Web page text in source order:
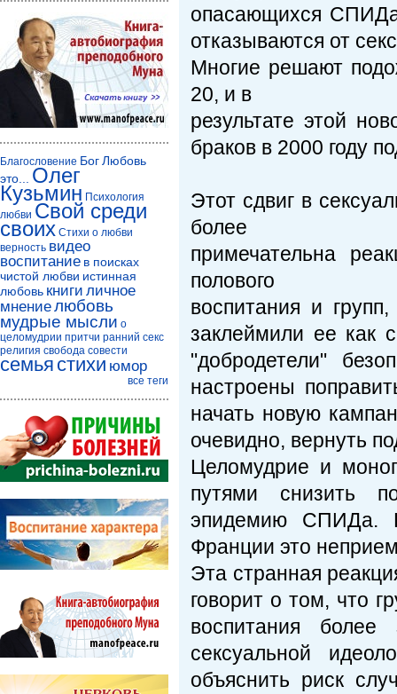
опасающихся СПИДа
отказываются от
Многие решают
20, и в
результате этой
браков в 2000 году
Этот сдвиг в
более
примечательна
полового
воспитания и
заклеймили ее как
"добродетели"
настроены
начать новую
очевидно, вернуть
Целомудрие и
путями снизить
эпидемию СПИДа.
Франции это
Эта странная
говорит о том, что
воспитания более
сексуальной
объяснить риск
Благословение БогЛюбовь
это...
Олег
Кузьмин Психология
любви Свой среди
своих Стихи о любви
верность видео
воспитание в поисках
чистой любви истинная
любовь книги личное
мнениелюбовь
мудрые мысли о
целомудрии притчи ранний секс
религия свобода совести
семья стихи юмор
все теги